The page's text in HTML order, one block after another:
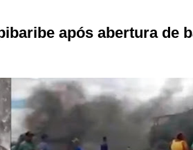
após abertura de